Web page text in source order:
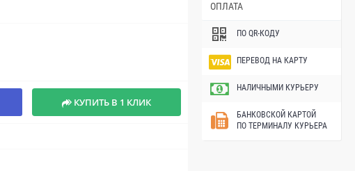
ОПЛАТА
ПО QR-КОДУ
ПЕРЕВОД НА КАРТУ
НАЛИЧНЫМИ КУРЬЕРУ
БАНКОВСКОЙ КАРТОЙ
ПО ТЕРМИНАЛУ КУРЬЕРА
КУПИТЬ В 1 КЛИК